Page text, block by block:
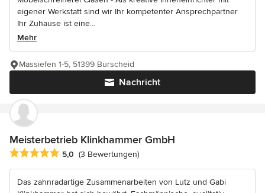
eigener Werkstatt sind wir Ihr kompetenter Ansprechpartner.
Ihr Zuhause ist eine...
Mehr
Nachricht
Massiefen 1-5, 51399 Burscheid
Meisterbetrieb Klinkhammer GmbH
Durchschnittliche Bewertung: 5 von 5 Sternen
5,0 (3 Bewertungen)
Das zahnradartige Zusammenarbeiten von Lutz und Gabi